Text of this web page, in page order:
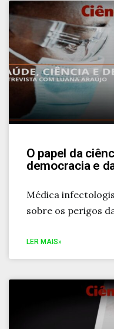
O papel da
democracia e
Médica
sobre os perigos
LER MAIS»